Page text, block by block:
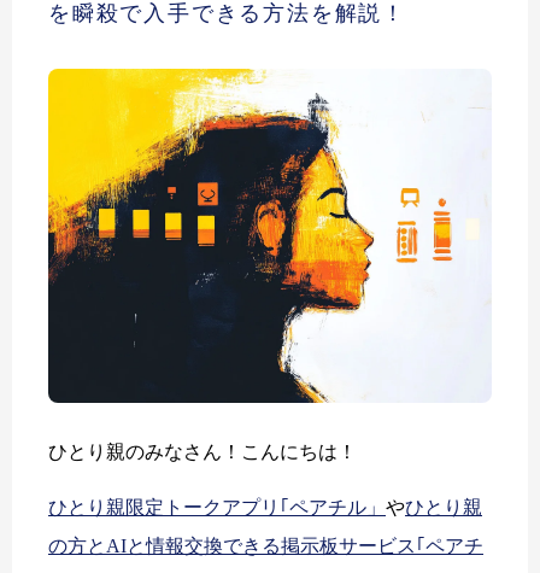
を瞬殺で入手できる方法を解説！
ひとり親のみなさん！こんにちは！
ひとり親限定トークアプリ｢ペアチル」 やひとり親
の方とAIと情報交換できる掲示板サービス｢ペアチ